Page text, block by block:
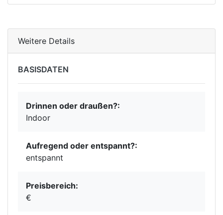
Weitere Details
BASISDATEN
Drinnen oder draußen?:
Indoor
Aufregend oder entspannt?:
entspannt
Preisbereich:
€